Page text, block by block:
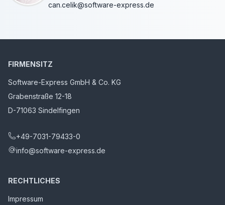
can.celik@software-express.de
FIRMENSITZ
Software-Express GmbH & Co. KG
Grabenstraße 12-18
D-71063 Sindelfingen
+49-7031-79433-0
info@software-express.de
RECHTLICHES
Impressum